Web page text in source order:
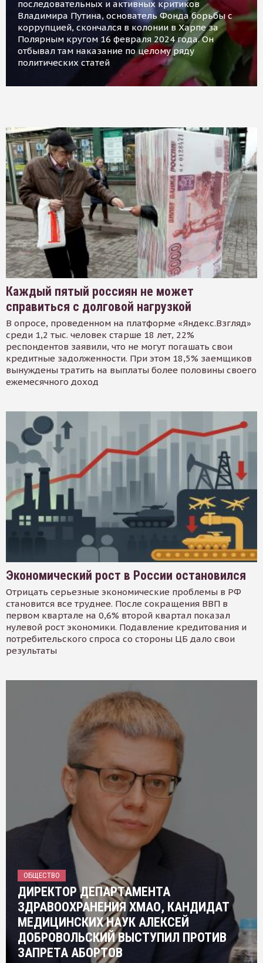
последовательных и активных критиков
Владимира Путина, основатель Фонда борьбы с
коррупцией, скончался в колонии в Харпе за
Полярным кругом 16 февраля 2024 года. Он
отбывал там наказание по целому ряду
политических статей
Каждый пятый россиян не может
справиться с долговой нагрузкой
В опросе, проведенном на платформе «Яндекс.Взгляд»
среди 1,2 тыс. человек старше 18 лет, 22%
респондентов заявили, что не могут погашать свои
кредитные задолженности. При этом 18,5% заемщиков
вынуждены тратить на выплаты более половины своего
ежемесячного доход
Экономический рост в России остановился
Отрицать серьезные экономические проблемы в РФ
становится все труднее. После сокращения ВВП в
первом квартале на 0,6% второй квартал показал
нулевой рост экономики. Подавление кредитования и
потребительского спроса со стороны ЦБ дало свои
результаты
ОБЩЕСТВО
ДИРЕКТОР ДЕПАРТАМЕНТА
ЗДРАВООХРАНЕНИЯ ХМАО, КАНДИДАТ
МЕДИЦИНСКИХ НАУК АЛЕКСЕЙ
ДОБРОВОЛЬСКИЙ ВЫСТУПИЛ ПРОТИВ
ЗАПРЕТА АБОРТОВ